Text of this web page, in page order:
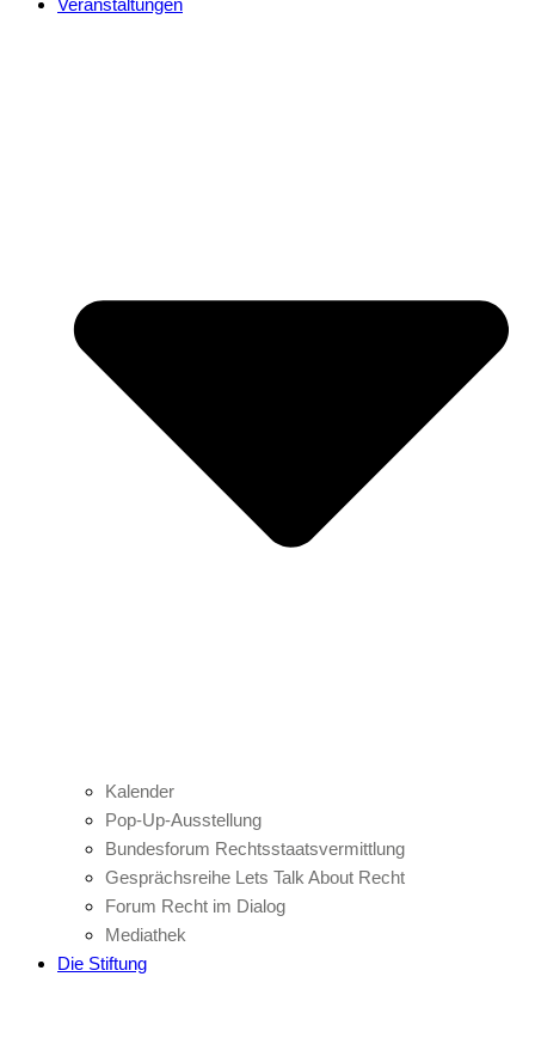
Veranstaltungen
Kalender
Pop-Up-Ausstellung
Bundesforum Rechtsstaatsvermittlung
Gesprächsreihe Lets Talk About Recht
Forum Recht im Dialog
Mediathek
Die Stiftung